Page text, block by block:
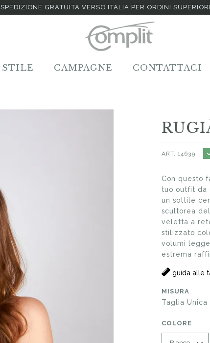
SPEDIZIONE GRATUITA VERSO ITALIA PER ORDINI
STILE CAMPAGNE CONTATTACI
ART. 14639
Con questo
tuo outfit da
un sottile
scultorea
veletta a
stilizzato
volumi
estrema
guida alle
MISURA
Taglia Unica
COLORE